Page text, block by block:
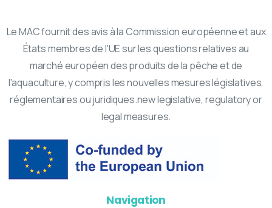
Le MAC fournit des avis à la Commission européenne et aux
États membres de l'UE sur les questions relatives au
marché européen des produits de la pêche et de
l'aquaculture, y compris les nouvelles mesures législatives,
réglementaires ou juridiques.new legislative, regulatory or
legal measures.
Navigation